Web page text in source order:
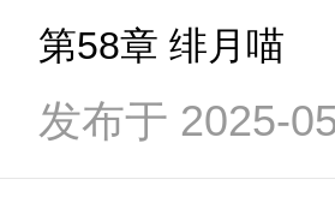
第58章 绯月喵
发布于 2025-